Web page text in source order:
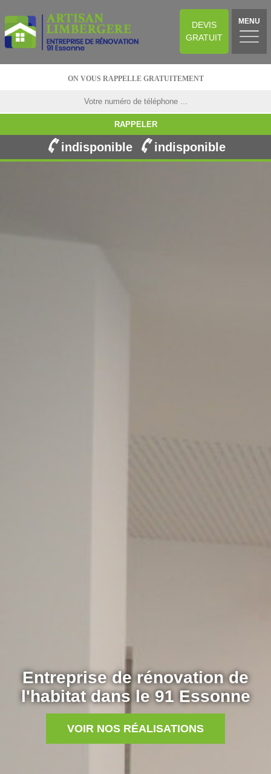
DEVIS
GRATUIT
MENU
ON VOUS RAPPELLE GRATUITEMENT
indisponible indisponible
Entreprise de rénovation de
l'habitat dans le 91 Essonne
VOIR NOS RÉALISATIONS